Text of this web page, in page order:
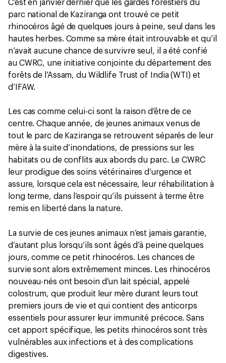
C’est en janvier dernier que les gardes forestiers du
parc national de Kaziranga ont trouvé ce petit
rhinocéros âgé de quelques jours à peine, seul dans les
hautes herbes. Comme sa mère était introuvable et qu’il
n’avait aucune chance de survivre seul, il a été confié
au CWRC, une initiative conjointe du département des
forêts de l’Assam, du Wildlife Trust of India (WTI) et
d’IFAW.
Les cas comme celui-ci sont la raison d’être de ce
centre. Chaque année, de jeunes animaux venus de
tout le parc de Kaziranga se retrouvent séparés de leur
mère à la suite d’inondations, de pressions sur les
habitats ou de conflits aux abords du parc. Le CWRC
leur prodigue des soins vétérinaires d’urgence et
assure, lorsque cela est nécessaire, leur réhabilitation à
long terme, dans l’espoir qu’ils puissent à terme être
remis en liberté dans la nature.
La survie de ces jeunes animaux n’est jamais garantie,
d’autant plus lorsqu’ils sont âgés d’à peine quelques
jours, comme ce petit rhinocéros. Les chances de
survie sont alors extrêmement minces. Les rhinocéros
nouveau-nés ont besoin d’un lait spécial, appelé
colostrum, que produit leur mère durant leurs tout
premiers jours de vie et qui contient des anticorps
essentiels pour assurer leur immunité précoce. Sans
cet apport spécifique, les petits rhinocéros sont très
vulnérables aux infections et à des complications
digestives.